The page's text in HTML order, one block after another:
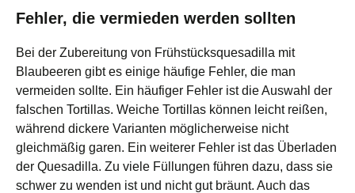
Fehler, die vermieden werden sollten
Bei der Zubereitung von Frühstücksquesadilla mit
Blaubeeren gibt es einige häufige Fehler, die man
vermeiden sollte. Ein häufiger Fehler ist die Auswahl der
falschen Tortillas. Weiche Tortillas können leicht reißen,
während dickere Varianten möglicherweise nicht
gleichmäßig garen. Ein weiterer Fehler ist das Überladen
der Quesadilla. Zu viele Füllungen führen dazu, dass sie
schwer zu wenden ist und nicht gut bräunt. Auch das